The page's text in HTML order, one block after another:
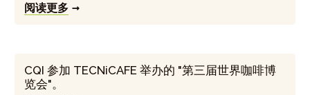
阅读更多
CQI 参加 TECNiCAFE 举办的 "第三届世界咖啡博
览会"。